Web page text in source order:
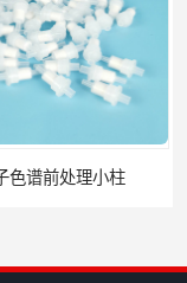
理小柱​